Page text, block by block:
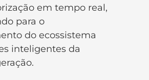
em tempo real,
para o
do ecossistema
inteligentes da